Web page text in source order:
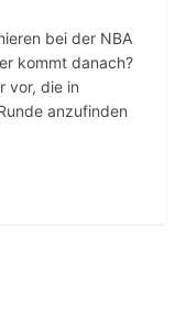
bei der NBA
kommt danach?
vor, die in
anzufinden